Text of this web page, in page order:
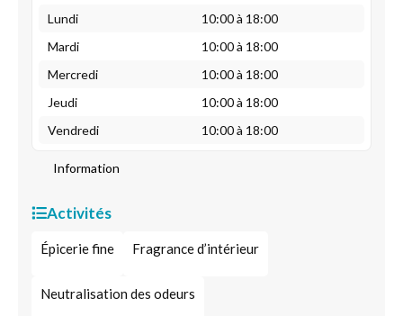
Lundi
10:00 à 18:00
Mardi
10:00 à 18:00
Mercredi
10:00 à 18:00
Jeudi
10:00 à 18:00
Vendredi
10:00 à 18:00
Information
Activités
Épicerie fine Fragrance d’intérieur
Neutralisation des odeurs